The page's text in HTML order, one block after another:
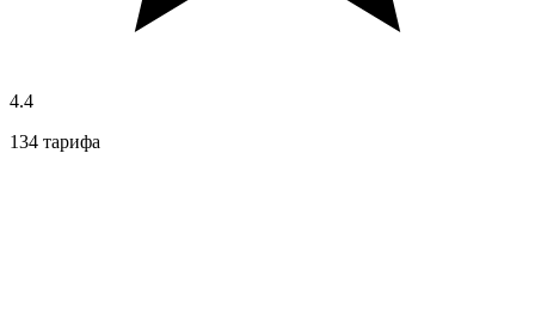
4.4
134 тарифа